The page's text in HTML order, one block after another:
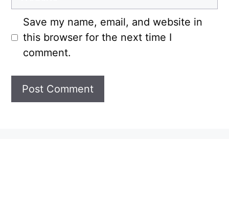
Save my name, email, and website in
this browser for the next time I
comment.